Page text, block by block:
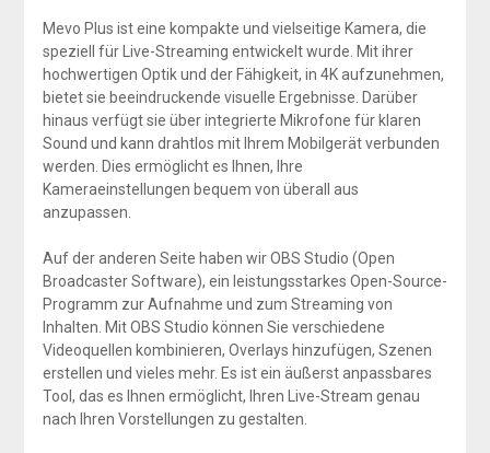
Mevo Plus ist eine kompakte und vielseitige Kamera, die
speziell für Live-Streaming entwickelt wurde. Mit ihrer
hochwertigen Optik und der Fähigkeit, in 4K aufzunehmen,
bietet sie beeindruckende visuelle Ergebnisse. Darüber
hinaus verfügt sie über integrierte Mikrofone für klaren
Sound und kann drahtlos mit Ihrem Mobilgerät verbunden
werden. Dies ermöglicht es Ihnen, Ihre
Kameraeinstellungen bequem von überall aus
anzupassen.
Auf der anderen Seite haben wir OBS Studio (Open
Broadcaster Software), ein leistungsstarkes Open-Source-
Programm zur Aufnahme und zum Streaming von
Inhalten. Mit OBS Studio können Sie verschiedene
Videoquellen kombinieren, Overlays hinzufügen, Szenen
erstellen und vieles mehr. Es ist ein äußerst anpassbares
Tool, das es Ihnen ermöglicht, Ihren Live-Stream genau
nach Ihren Vorstellungen zu gestalten.